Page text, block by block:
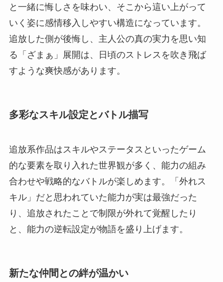
と一緒に悔しさを味わい、そこから這い上がって
いく姿に感情移入しやすい構造になっています。
追放した側が後悔し、主人公の真の実力を思い知
る「ざまぁ」展開は、日頃のストレスを吹き飛ば
すような爽快感があります。
多彩なスキル設定とバトル描写
追放系作品はスキルやステータスといったゲーム
的な要素を取り入れた世界観が多く、能力の組み
合わせや戦略的なバトルが楽しめます。「外れス
キル」だと思われていた能力が実は最強だった
り、追放されたことで制限が外れて覚醒したり
と、能力の逆転設定が物語を盛り上げます。
新たな仲間との絆が温かい